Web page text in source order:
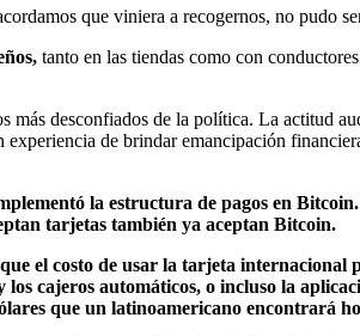
que viniera a recogernos, no pudo
tanto en las tiendas como con
más desconfiados de la política. La actitud
de brindar emancipación
la estructura de pagos en
tarjetas también ya aceptan Bitcoin.
el costo de usar la tarjeta internacional
cajeros automáticos, o incluso la
que un latinoamericano encontrará